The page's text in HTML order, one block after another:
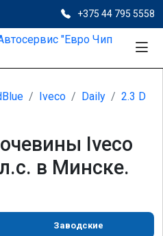
+375 44 795 5558
Iveco Daily
2.3 D
Iveco
в Минске.
Заводские